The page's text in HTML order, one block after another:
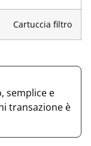
Cartuccia filtro
semplice e
transazione è